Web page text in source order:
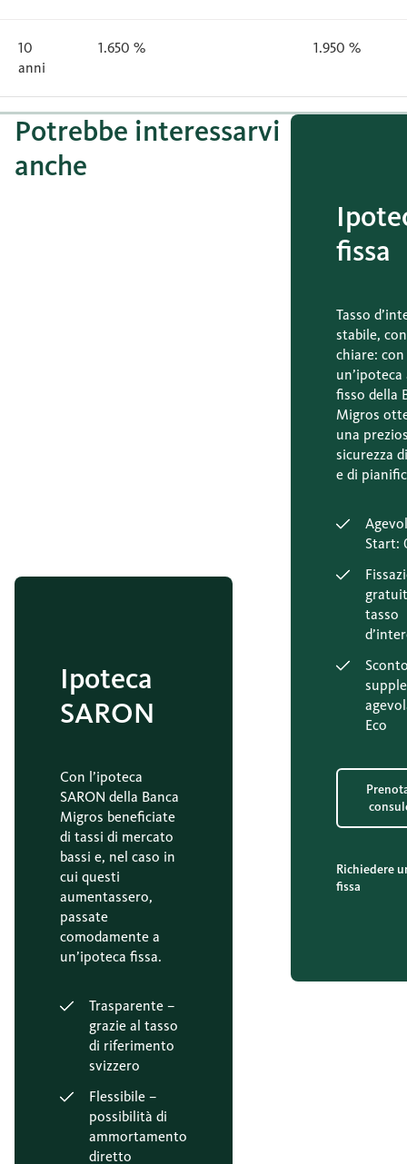
10
anni
1.650 % 1.950 %
Potrebbe interessarvi
anche
fissa
Tasso
stabile,
chiare: con
un’ipoteca
fisso della
Migros
una
sicurezza
e di
Start:
tasso
Eco
Richiedere
fissa
Ipoteca
SARON
Con l’ipoteca
SARON della Banca
Migros beneficiate
di tassi di mercato
bassi e, nel caso in
cui questi
aumentassero,
passate
comodamente a
un’ipoteca fissa.
Trasparente –
grazie al tasso
di riferimento
svizzero
Flessibile –
possibilità di
ammortamento
diretto